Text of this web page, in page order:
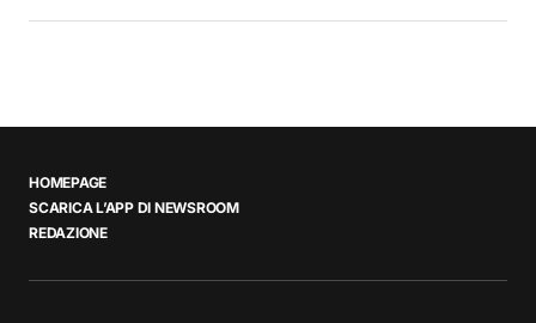
HOMEPAGE
SCARICA L’APP DI NEWSROOM
REDAZIONE